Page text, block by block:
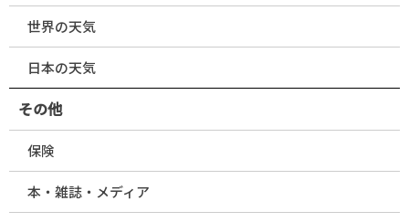
世界の天気
日本の天気
その他
保険
本・雑誌・メディア